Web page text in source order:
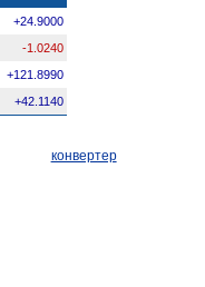
+24.9000
-1.0240
+121.8990
+42.1140
конвертер